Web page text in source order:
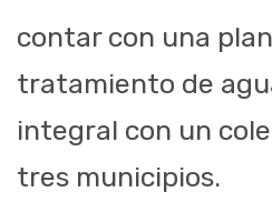
contar con una
tratamiento de
integral con un
tres municipios.